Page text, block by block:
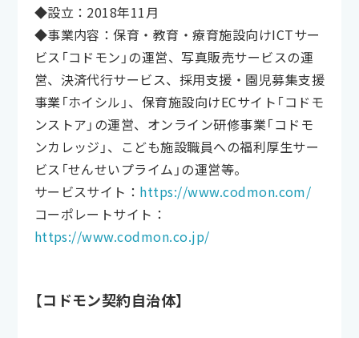
◆設立：2018年11月
◆事業内容：保育・教育・療育施設向けICTサー
ビス「コドモン」の運営、写真販売サービスの運
営、決済代行サービス、採用支援・園児募集支援
事業「ホイシル」、保育施設向けECサイト「コドモ
ンストア」の運営、オンライン研修事業「コドモ
ンカレッジ」、こども施設職員への福利厚生サー
ビス「せんせいプライム」の運営等。
サービスサイト： https://www.codmon.com/
コーポレートサイト：
https://www.codmon.co.jp/
【コドモン契約自治体】